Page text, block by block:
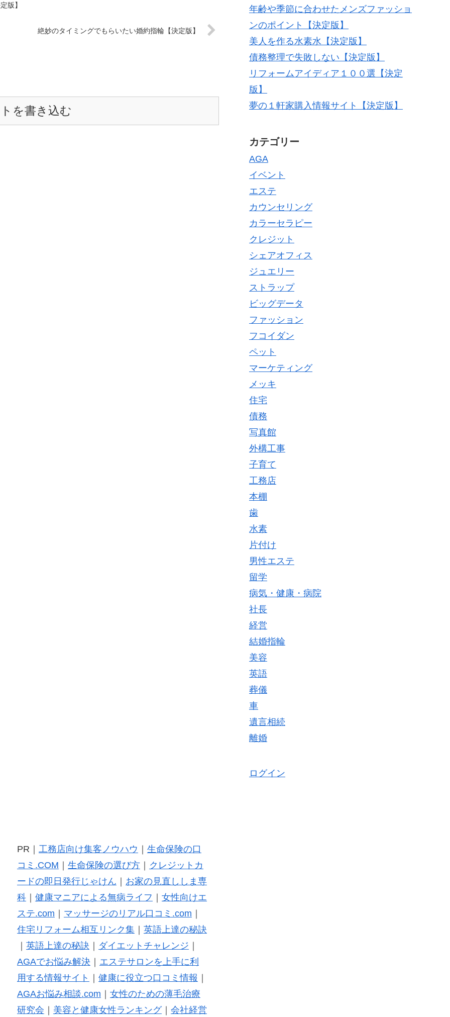
版】
絶妙のタイミングでもらいたい婚約指輪【決定版】
を書き込む
年齢や季節に合わせたメンズファッショ
ンのポイント【決定版】
美人を作る水素水【決定版】
債務整理で失敗しない【決定版】
リフォームアイディア１００選【決定
版】
夢の１軒家購入情報サイト【決定版】
カテゴリー
AGA
イベント
エステ
カウンセリング
カラーセラピー
クレジット
シェアオフィス
ジュエリー
ストラップ
ビッグデータ
ファッション
フコイダン
ペット
マーケティング
メッキ
住宅
債務
写真館
外構工事
子育て
工務店
本棚
歯
水素
片付け
男性エステ
留学
病気・健康・病院
社長
経営
結婚指輪
美容
英語
葬儀
車
遺言相続
離婚
ログイン
PR｜ 工務店向け集客ノウハウ
生命保険の口
コミ.COM
生命保険の選び方｜
クレジットカ
ードの即日発行じゃけん
お家の見直ししま専
科｜ 健康マニアによる無病ライフ
女性向けエ
ステ.com
マッサージのリアル口コミ.com
住宅リフォーム相互リンク集｜ 英語上達の秘訣
英語上達の秘訣 ダイエットチャレンジ
AGAでお悩み解決｜ エステサロンを上手に利
用する情報サイト
健康に役立つ口コミ情報
AGAお悩み相談.com
女性のための薄毛治療
研究会
美容と健康女性ランキング｜ 会社経営